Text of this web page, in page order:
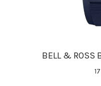
BELL & ROSS